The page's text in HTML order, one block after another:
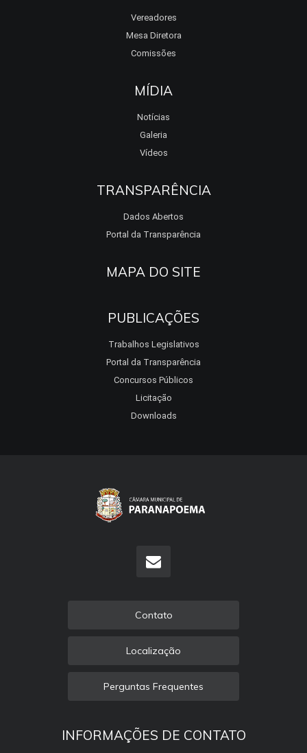
Vereadores
Mesa Diretora
Comissões
MÍDIA
Notícias
Galeria
Vídeos
TRANSPARÊNCIA
Dados Abertos
Portal da Transparência
MAPA DO SITE
PUBLICAÇÕES
Trabalhos Legislativos
Portal da Transparência
Concursos Públicos
Licitação
Downloads
Contato
Localização
Perguntas Frequentes
INFORMAÇÕES DE CONTATO